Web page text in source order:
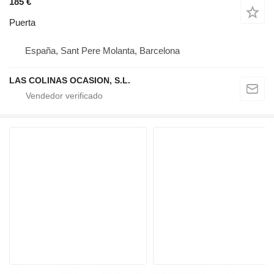
Puerta
España, Sant Pere Molanta, Barcelona
LAS COLINAS OCASION, S.L.